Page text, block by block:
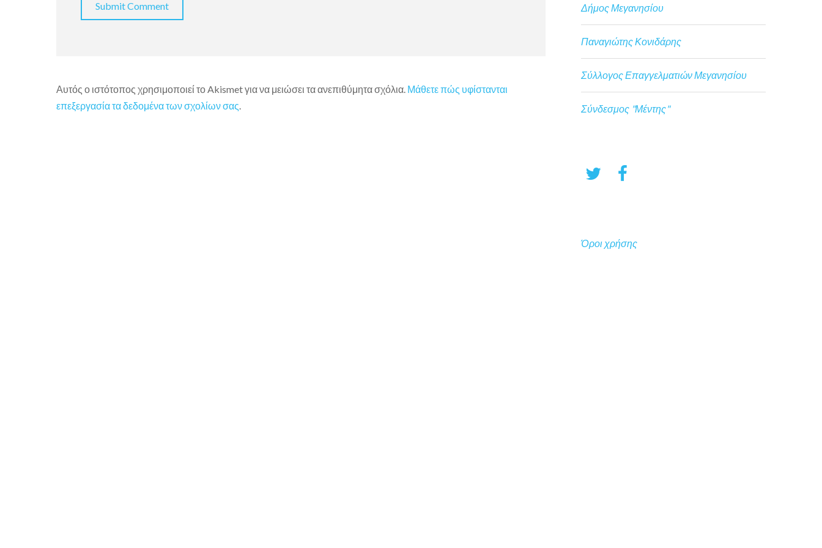
Αυτός ο ιστότοπος χρησιμοποιεί το Akismet για να μειώσει τα ανεπιθύμητα σχόλια. Μάθετε πώς υφίστανται
επεξεργασία τα δεδομένα των σχολίων σας.
Δήμος Μεγανησίου
Παναγιώτης Κονιδάρης
Σύλλογος Επαγγελματιών Μεγανησίου
Σύνδεσμος "Μέντης"
Όροι χρήσης